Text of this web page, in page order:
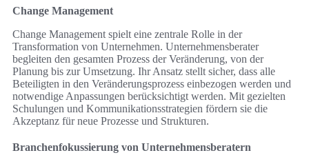
Change Management
Change Management spielt eine zentrale Rolle in der
Transformation von Unternehmen. Unternehmensberater
begleiten den gesamten Prozess der Veränderung, von der
Planung bis zur Umsetzung. Ihr Ansatz stellt sicher, dass alle
Beteiligten in den Veränderungsprozess einbezogen werden und
notwendige Anpassungen berücksichtigt werden. Mit gezielten
Schulungen und Kommunikationsstrategien fördern sie die
Akzeptanz für neue Prozesse und Strukturen.
Branchenfokussierung von Unternehmensberatern